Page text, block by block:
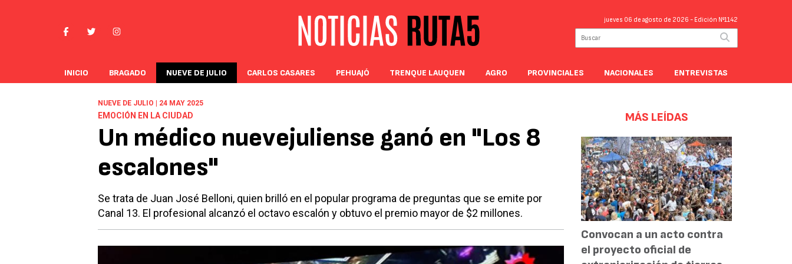
jueves 06 de agosto de 2026 - Edición Nº1142
INICIO BRAGADO NUEVE DE JULIO CARLOS CASARES PEHUAJÓ TRENQUE LAUQUEN AGRO PROVINCIALES NACIONALES ENTREVISTAS
NUEVE DE JULIO | 24 MAY 2025
EMOCIÓN EN LA CIUDAD
Un médico nuevejuliense ganó en "Los 8
escalones"
Se trata de Juan José Belloni, quien brilló en el popular programa de preguntas que se emite por
Canal 13. El profesional alcanzó el octavo escalón y obtuvo el premio mayor de $2 millones.
MÁS LEÍDAS
Convocan a un acto contra
el proyecto oficial de